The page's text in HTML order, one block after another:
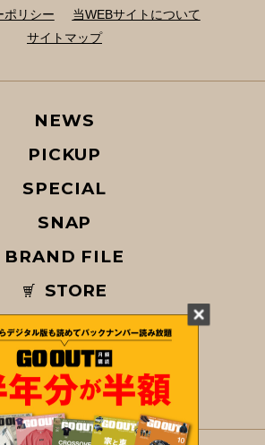
ポリシー
当WEBサイトについて
サイトマップ
NEWS
PICKUP
SPECIAL
SNAP
BRAND FILE
STORE
MAGAZINE